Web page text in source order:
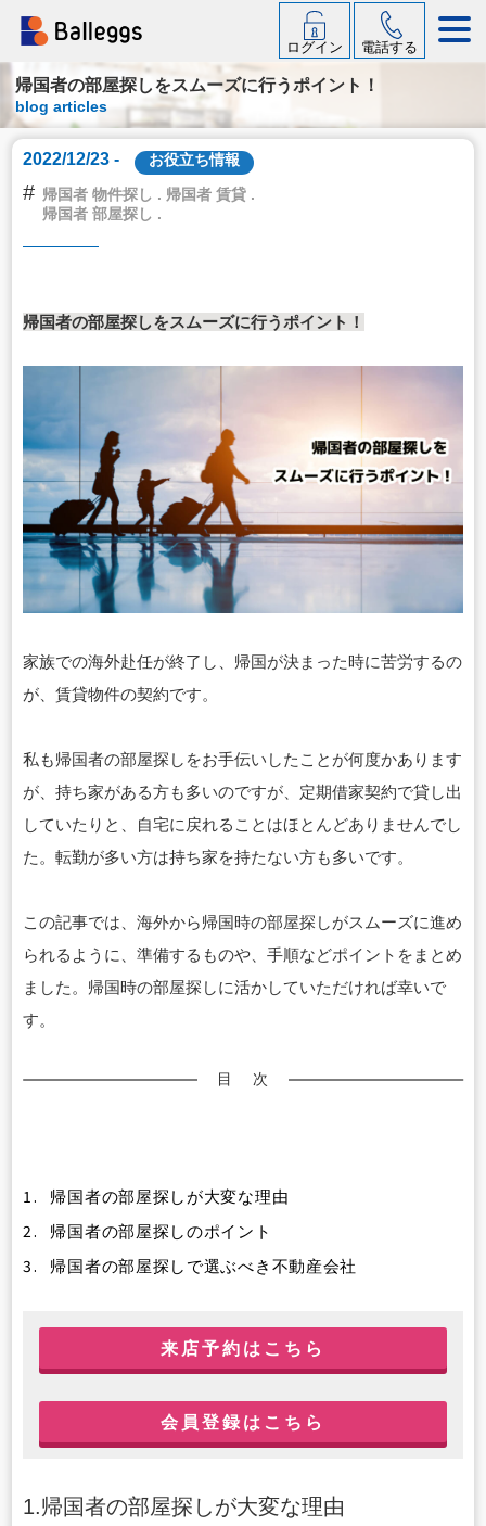
ログイン 電話する
帰国者の部屋探しをスムーズに行うポイント！
blog articles
2022/12/23 - お役立ち情報
# 帰国者 物件探し . 帰国者 賃貸 .
帰国者 部屋探し .
帰国者の部屋探しをスムーズに行うポイント！
家族での海外赴任が終了し、帰国が決まった時に苦労するの
が、賃貸物件の契約です。
私も帰国者の部屋探しをお手伝いしたことが何度かあります
が、持ち家がある方も多いのですが、定期借家契約で貸し出
していたりと、自宅に戻れることはほとんどありませんでし
た。転勤が多い方は持ち家を持たない方も多いです。
この記事では、海外から帰国時の部屋探しがスムーズに進め
られるように、準備するものや、手順などポイントをまとめ
ました。帰国時の部屋探しに活かしていただければ幸いで
す。
目 次
1. 帰国者の部屋探しが大変な理由
2. 帰国者の部屋探しのポイント
3. 帰国者の部屋探しで選ぶべき不動産会社
来店予約はこちら
会員登録はこちら
1.帰国者の部屋探しが大変な理由